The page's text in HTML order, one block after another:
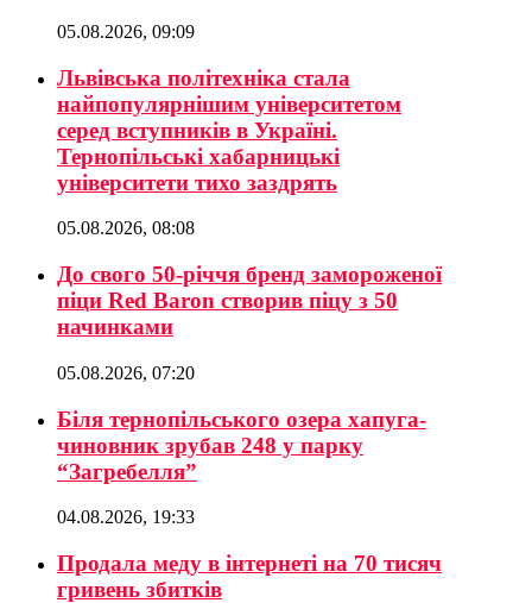
05.08.2026, 09:09
Львівська політехніка стала
найпопулярнішим університетом
серед вступників в Україні.
Тернопільські хабарницькі
університети тихо заздрять
05.08.2026, 08:08
До свого 50-річчя бренд замороженої
піци Red Baron створив піцу з 50
начинками
05.08.2026, 07:20
Біля тернопільського озера хапуга-
чиновник зрубав 248 у парку
“Загребелля”
04.08.2026, 19:33
Продала меду в інтернеті на 70 тисяч
гривень збитків